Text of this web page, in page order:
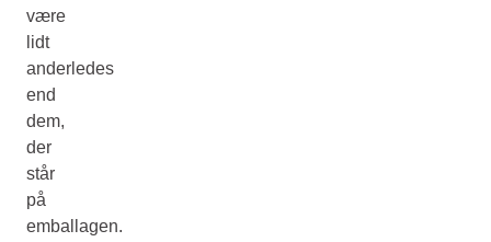
være
lidt
anderledes
end
dem,
der
står
på
emballagen.